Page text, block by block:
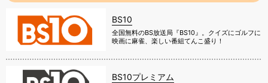
BS10
全国無料のBS放送局『BS10』。クイズにゴルフに
映画に麻雀、楽しい番組てんこ盛り！
BS10プレミアム